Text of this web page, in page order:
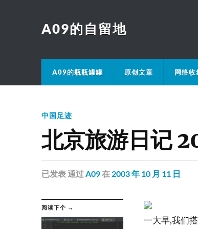
A09的自留地
A09的瓶瓶罐罐 原创文章 网络收
中国足迹
北京旅游日记
已发表通过A09在 2003 年 10 月 11 日
阅读下个 →
一大早,我们